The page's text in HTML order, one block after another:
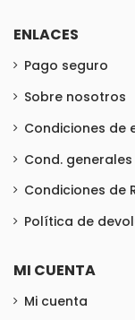
ENLACES
Pago seguro
Sobre nosotros
Condiciones de
Cond.
Condiciones de
Política de
MI CUENTA
Mi cuenta